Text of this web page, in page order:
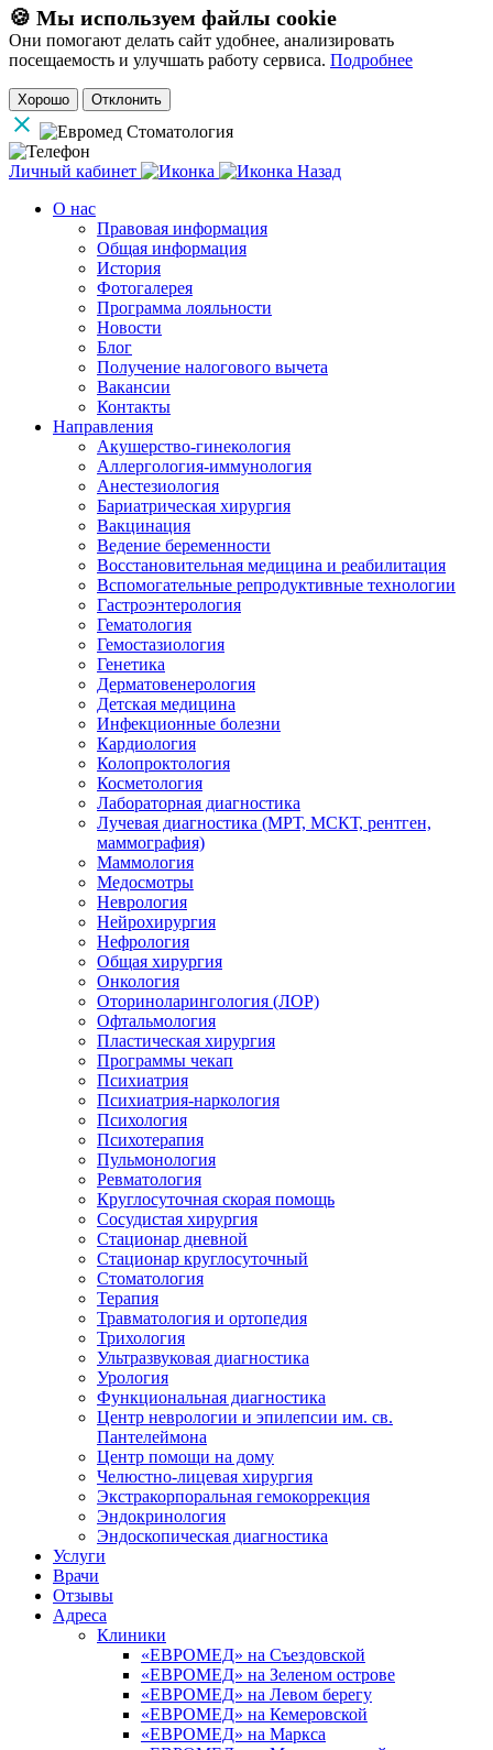
🍪 Мы используем файлы cookie
Они помогают делать сайт удобнее, анализировать
посещаемость и улучшать работу сервиса. Подробнее
Хорошо Отклонить
Личный кабинет
Назад
О нас
Правовая информация
Общая информация
История
Фотогалерея
Программа лояльности
Новости
Блог
Получение налогового вычета
Вакансии
Контакты
Направления
Акушерство-гинекология
Аллергология-иммунология
Анестезиология
Бариатрическая хирургия
Вакцинация
Ведение беременности
Восстановительная медицина и реабилитация
Вспомогательные репродуктивные технологии
Гастроэнтерология
Гематология
Гемостазиология
Генетика
Дерматовенерология
Детская медицина
Инфекционные болезни
Кардиология
Колопроктология
Косметология
Лабораторная диагностика
Лучевая диагностика (МРТ, МСКТ, рентген,
маммография)
Маммология
Медосмотры
Неврология
Нейрохирургия
Нефрология
Общая хирургия
Онкология
Оториноларингология (ЛОР)
Офтальмология
Пластическая хирургия
Программы чекап
Психиатрия
Психиатрия-наркология
Психология
Психотерапия
Пульмонология
Ревматология
Круглосуточная скорая помощь
Сосудистая хирургия
Стационар дневной
Стационар круглосуточный
Стоматология
Терапия
Травматология и ортопедия
Трихология
Ультразвуковая диагностика
Урология
Функциональная диагностика
Центр неврологии и эпилепсии им. св.
Пантелеймона
Центр помощи на дому
Челюстно-лицевая хирургия
Экстракорпоральная гемокоррекция
Эндокринология
Эндоскопическая диагностика
Услуги
Врачи
Отзывы
Адреса
Клиники
«ЕВРОМЕД» на Съездовской
«ЕВРОМЕД» на Зеленом острове
«ЕВРОМЕД» на Левом берегу
«ЕВРОМЕД» на Кемеровской
«ЕВРОМЕД» на Маркса